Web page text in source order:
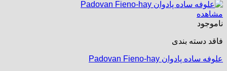
مشاهده
ناموجود
فاقد دسته بندی
علوفه ساده پادوان Padovan Fieno-hay